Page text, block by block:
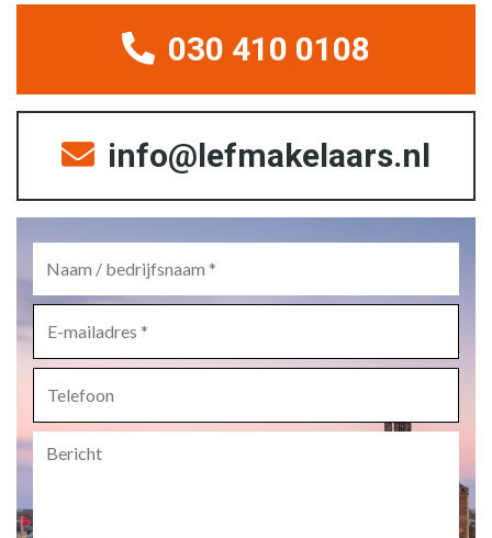
030 410 0108
info@lefmakelaars.nl
mailadres *